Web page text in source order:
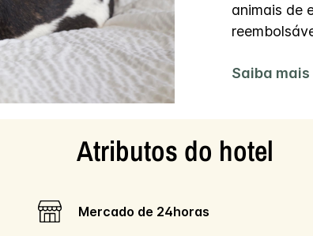
animais de
Saiba mais
Atributos do hotel
Mercado de 24horas